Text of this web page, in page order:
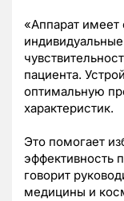
«Аппарат
пациента.
оптимальную
характеристик.
Это помогает
эффективность
говорит
медицины и